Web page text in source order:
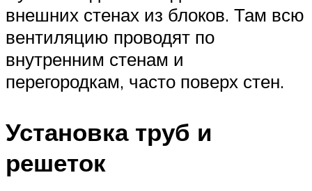
внешних стенах из блоков. Там всю
вентиляцию проводят по
внутренним стенам и
перегородкам, часто поверх стен.
Установка труб и
решеток